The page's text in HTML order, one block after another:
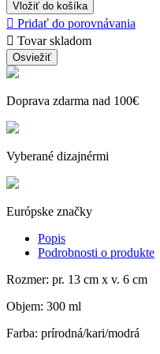
Vložiť do košíka
 Pridať do porovnávania
 Tovar skladom
Doprava zdarma nad 100€
Vyberané dizajnérmi
Európske značky
Popis
Podrobnosti o produkte
Rozmer: pr. 13 cm x v. 6 cm
Objem: 300 ml
Farba: prírodná/kari/modrá